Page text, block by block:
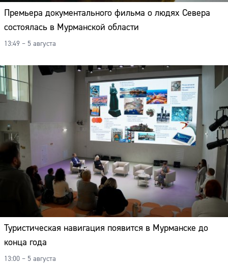
Премьера документального фильма о людях Севера
состоялась в Мурманской области
13:49 – 5 августа
Туристическая навигация появится в Мурманске до
конца года
13:00 – 5 августа